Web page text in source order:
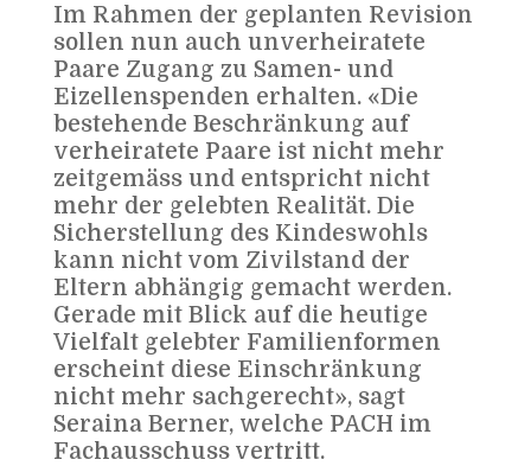
Im Rahmen der geplanten Revision
sollen nun auch unverheiratete
Paare Zugang zu Samen- und
Eizellenspenden erhalten. «Die
bestehende Beschränkung auf
verheiratete Paare ist nicht mehr
zeitgemäss und entspricht nicht
mehr der gelebten Realität. Die
Sicherstellung des Kindeswohls
kann nicht vom Zivilstand der
Eltern abhängig gemacht werden.
Gerade mit Blick auf die heutige
Vielfalt gelebter Familienformen
erscheint diese Einschränkung
nicht mehr sachgerecht», sagt
Seraina Berner, welche PACH im
Fachausschuss vertritt.